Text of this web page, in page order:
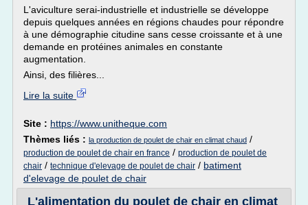
L'aviculture serai-industrielle et industrielle se développe
depuis quelques années en régions chaudes pour répondre
à une démographie citudine sans cesse croissante et à une
demande en protéines animales en constante
augmentation.
Ainsi, des filières...
Lire la suite
Site : https://www.unitheque.com
Thèmes liés : la production de poulet de chair en climat chaud /
production de poulet de chair en france / production de poulet de
chair / technique d'elevage de poulet de chair / batiment
d'elevage de poulet de chair
L'alimentation du poulet de chair en climat